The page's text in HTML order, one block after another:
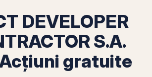
DEVELOPER
S.A.
gratuite